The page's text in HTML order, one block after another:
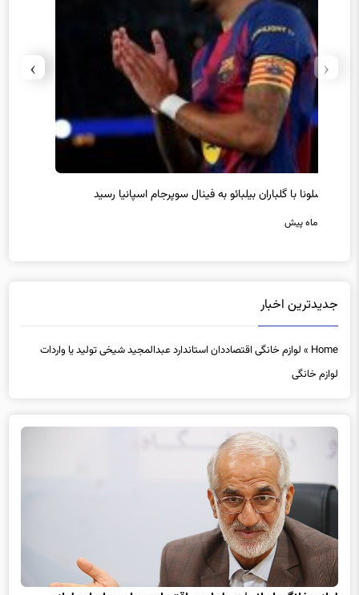
سرمربی جدید تیم هوادار انتخاب شد
7 ماه پیش
‹
›
جدیدترین اخبار
Home
» لوازم خانگی اقتصاددان استاندارد عبدالمجید شیخی تولید یا واردات
لوازم خانگی